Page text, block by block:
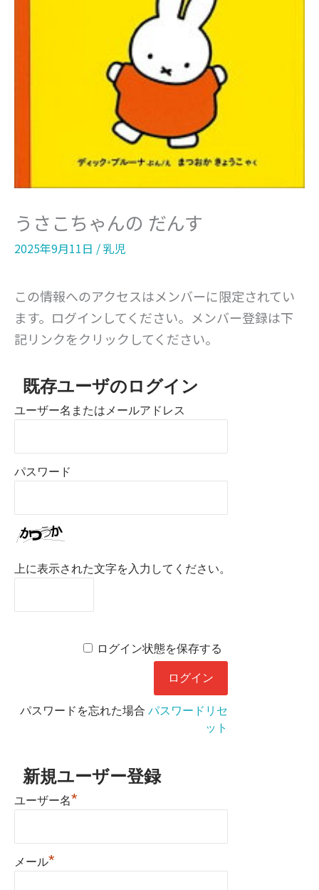
うさこちゃんの だんす
2025年9月11日 /乳児
この情報へのアクセスはメンバーに限定されてい
ます。ログインしてください。メンバー登録は下
記リンクをクリックしてください。
既存ユーザのログイン
ユーザー名またはメールアドレス
パスワード
上に表示された文字を入力してください。
ログイン状態を保存する
パスワードを忘れた場合 パスワードリセ
ット
新規ユーザー登録
ユーザー名*
メール*